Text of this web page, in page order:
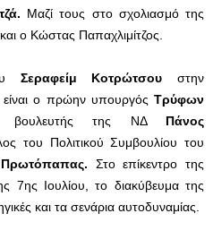
Μαζί τους στο σχολιασμό της
ο Κώστας Παπαχλιμίτζος.
Σεραφείμ Κοτρώτσου στην
είναι ο πρώην υπουργός Τρύφων
βουλευτής της ΝΔ Πάνος
του Πολιτικού Συμβουλίου του
Στο επίκεντρο της
7ης Ιουλίου, το διακύβευμα της
και τα σενάρια αυτοδυναμίας.